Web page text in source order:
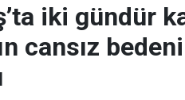
iki gündür
cansız bedeni